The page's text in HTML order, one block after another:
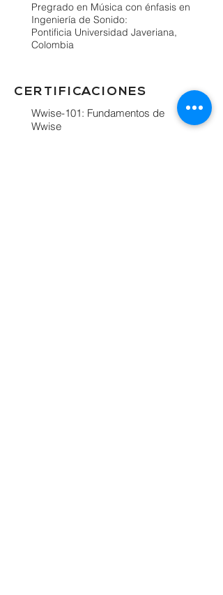
Pregrado en Música con énfasis en
Ingeniería de Sonido:
Pontificia Universidad Javeriana,
Colombia
CERTIFICACIONES
Wwise-101: Fundamentos de
Wwise